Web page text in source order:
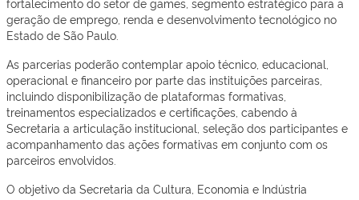
geração de emprego, renda e desenvolvimento tecnológico no
Estado de São Paulo.
As parcerias poderão contemplar apoio técnico, educacional,
operacional e financeiro por parte das instituições parceiras,
incluindo disponibilização de plataformas formativas,
treinamentos especializados e certificações, cabendo à
Secretaria a articulação institucional, seleção dos participantes e
acompanhamento das ações formativas em conjunto com os
parceiros envolvidos.
O objetivo da Secretaria da Cultura, Economia e Indústria